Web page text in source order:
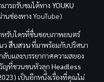
มารถรับชมได้ทาง YOUKU
นช่องทาง YouTube)
หรับใครที่ชื่นชอบภาพยนตร์
ว สืบสวนที่มาพร้อมกับปริศนา
ลับและบรรยากาศความสยอง
ญที่ชวนขนหัวลุก Headless
เป็นอีกหนึ่งเรื่องที่คุณไม่